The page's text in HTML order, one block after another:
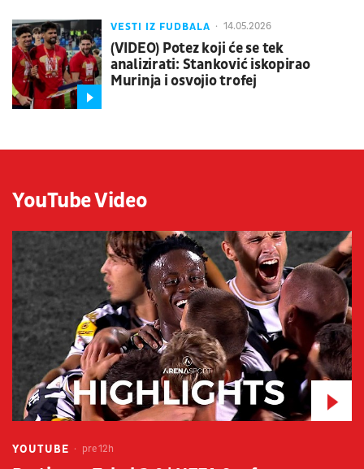
VESTI IZ FUDBALA 14.05.2026
(VIDEO) Potez koji će se tek
analizirati: Stanković iskopirao
Murinja i osvojio trofej
YouTube Video
YOUTUBE pre 12h